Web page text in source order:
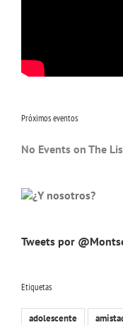
Próximos eventos
No Events on The
Tweets por
Etiquetas
adolescente